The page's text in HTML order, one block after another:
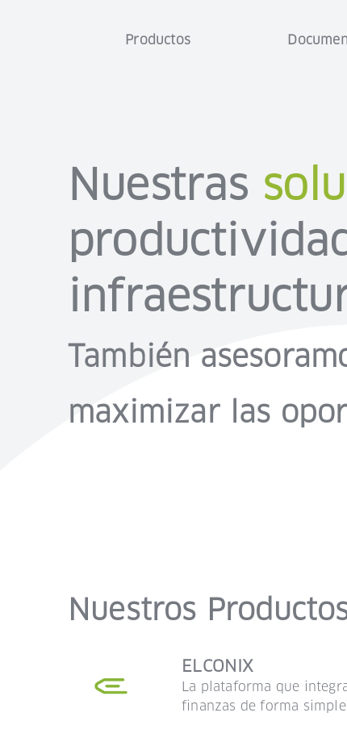
Productos
Nuestras
También
maximizar las
Nuestros
ELCONIX
La plataforma que
finanzas de forma